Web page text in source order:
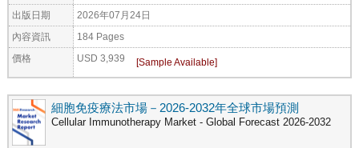
出版日期 2026年07月24日
內容資訊 184 Pages
價格 USD 3,939
細胞免疫療法市場－2026-2032年全球市場預測
Cellular Immunotherapy Market - Global Forecast 2026-2032